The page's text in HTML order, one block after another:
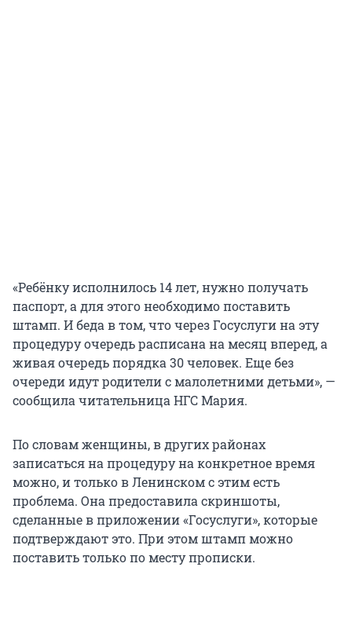
«Ребёнку исполнилось 14 лет, нужно получать
паспорт, а для этого необходимо поставить
штамп. И беда в том, что через Госуслуги на эту
процедуру очередь расписана на месяц вперед, а
живая очередь порядка 30 человек. Еще без
очереди идут родители с малолетними детьми», —
сообщила читательница НГС Мария.
По словам женщины, в других районах
записаться на процедуру на конкретное время
можно, и только в Ленинском с этим есть
проблема. Она предоставила скриншоты,
сделанные в приложении «Госуслуги», которые
подтверждают это. При этом штамп можно
поставить только по месту прописки.